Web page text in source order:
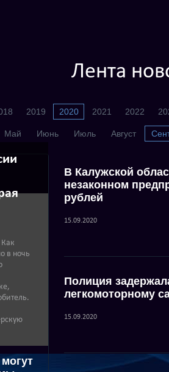
Лента
2019 2020 2021 2022
Май Июнь Июль Август
в ночь
В Калужской
незаконном
рублей
15.09.2020
Полиция
легкомоторному
15.09.2020